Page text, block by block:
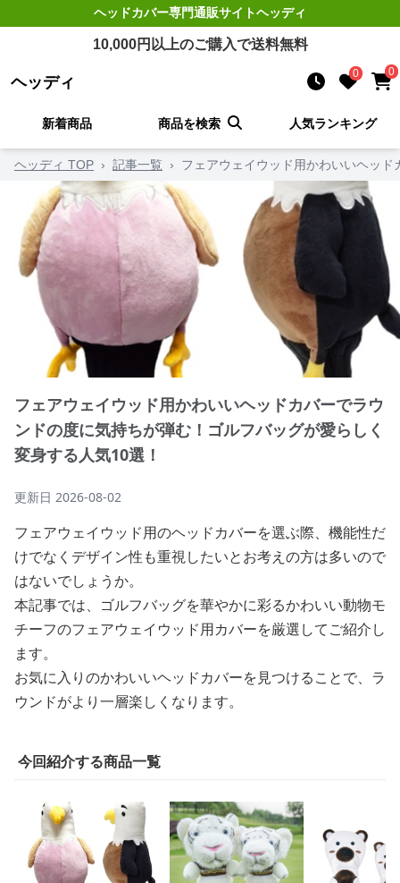
ヘッドカバー専門通販サイトヘッディ
10,000円以上のご購入で送料無料
ヘッディ 0 0
新着商品 商品を検索 人気ランキング
ヘッディ TOP › 記事一覧 › フェアウェイウッド用かわいいヘッ
フェアウェイウッド用かわいいヘッドカバーでラウ
ンドの度に気持ちが弾む！ゴルフバッグが愛らしく
変身する人気10選！
更新日 2026-08-02
フェアウェイウッド用のヘッドカバーを選ぶ際、機能性だ
けでなくデザイン性も重視したいとお考えの方は多いので
はないでしょうか。
本記事では、ゴルフバッグを華やかに彩るかわいい動物モ
チーフのフェアウェイウッド用カバーを厳選してご紹介し
ます。
お気に入りのかわいいヘッドカバーを見つけることで、ラ
ウンドがより一層楽しくなります。
今回紹介する商品一覧